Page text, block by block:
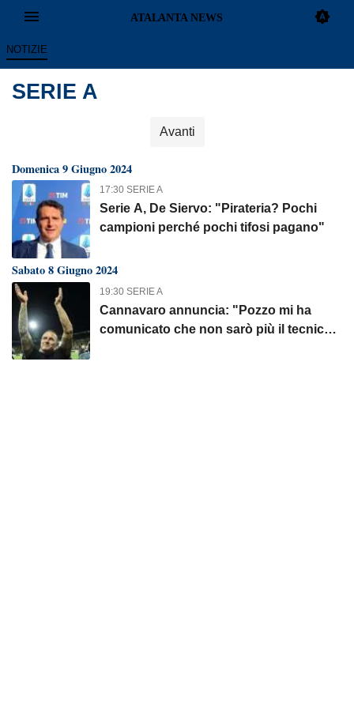
NOTIZIE
SERIE A
Avanti
Domenica 9 Giugno 2024
17:30 SERIE A
Serie A, De Siervo: "Pirateria? Pochi
campioni perché pochi tifosi pagano"
Sabato 8 Giugno 2024
19:30 SERIE A
Cannavaro annuncia: "Pozzo mi ha
comunicato che non sarò più il tecnico